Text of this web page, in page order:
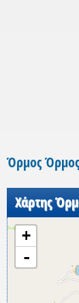
Όρμος
Χάρτης
+
-